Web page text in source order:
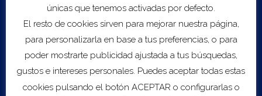
Escalado
Red de inversores
Biblioteca
únicas que tenemos activadas por defecto.
El resto de cookies sirven para mejorar nuestra página,
para personalizarla en base a tus preferencias, o para
poder mostrarte publicidad ajustada a tus búsquedas,
gustos e intereses personales. Puedes aceptar todas estas
cookies pulsando el botón ACEPTAR o configurarlas o